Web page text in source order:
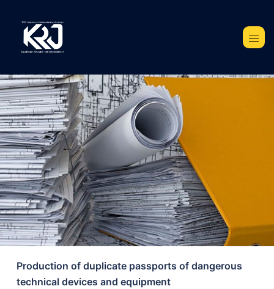
Production of duplicate passports of dangerous
technical devices and equipment